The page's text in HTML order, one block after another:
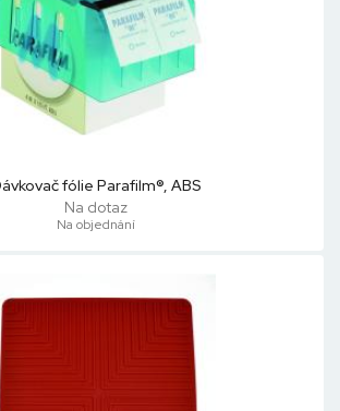
fólie Parafilm®, ABS
Na dotaz
Na objednání